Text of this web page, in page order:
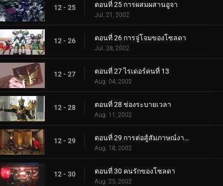
12 - 25 ตอนที่ 25 การผสมผสานอูจา
Jul. 21, 2002
12 - 26 ตอนที่ 26 การจู่โจมของโซลดา
Jul. 28, 2002
12 - 27 ตอนที่ 27 ไรเดอร์คนที่ 13
Aug. 04, 2002
12 - 28 ตอนที่ 28 ช่องระบายเวลา
Aug. 11, 2002
12 - 29 ตอนที่ 29 การต่อสู้สัมภาษณ์งานแต่งงาน
Aug. 18, 2002
12 - 30 ตอนที่ 30 คนรักของโซลดา
Aug. 25, 2002